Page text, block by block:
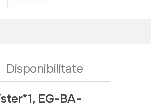
Disponibilitate
EG-BA-